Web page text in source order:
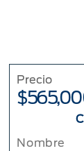
Precio